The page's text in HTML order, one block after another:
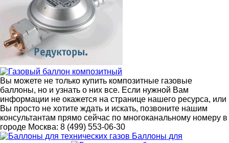
Вы можете не только купить композитные газовые
баллоны, но и узнать о них все. Если нужной Вам
информации не окажется на странице нашего ресурса, или
Вы просто не хотите ждать и искать, позвоните нашим
консультантам прямо сейчас по многоканальному номеру в
городе Москва: 8 (499) 553-06-30
Баллоны для